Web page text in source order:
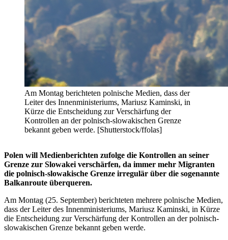
Am Montag berichteten polnische Medien, dass der
Leiter des Innenministeriums, Mariusz Kaminski, in
Kürze die Entscheidung zur Verschärfung der
Kontrollen an der polnisch-slowakischen Grenze
bekannt geben werde. [Shutterstock/ffolas]
Polen will Medienberichten zufolge die Kontrollen an seiner
Grenze zur Slowakei verschärfen, da immer mehr Migranten
die polnisch-slowakische Grenze irregulär über die sogenannte
Balkanroute überqueren.
Am Montag (25. September) berichteten mehrere polnische Medien,
dass der Leiter des Innenministeriums, Mariusz Kaminski, in Kürze
die Entscheidung zur Verschärfung der Kontrollen an der polnisch-
slowakischen Grenze bekannt geben werde.